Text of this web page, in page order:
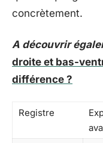
concrètement.
A découvrir
droite et bas-
différence ?
Registre